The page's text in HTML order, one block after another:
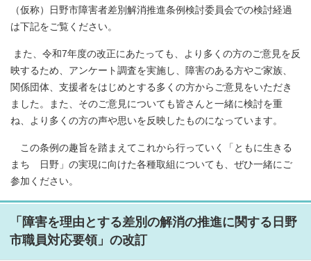
（仮称）日野市障害者差別解消推進条例検討委員会での検討経過
は下記をご覧ください。
また、令和7年度の改正にあたっても、より多くの方のご意見を反
映するため、アンケート調査を実施し、障害のある方やご家族、
関係団体、支援者をはじめとする多くの方からご意見をいただき
ました。また、そのご意見についても皆さんと一緒に検討を重
ね、より多くの方の声や思いを反映したものになっています。
この条例の趣旨を踏まえてこれから行っていく「ともに生きる
まち 日野」の実現に向けた各種取組についても、ぜひ一緒にご
参加ください。
「障害を理由とする差別の解消の推進に関する日野
市職員対応要領」の改訂